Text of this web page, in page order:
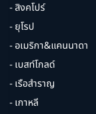
- สิงคโปร์
- ยุโรป
- อเมริกา&แคนนาดา
- เบสท์โกลด์
- เรือสำราญ
- เกาหลี